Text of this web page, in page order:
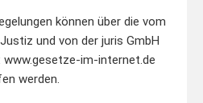
können über die vom
und von der juris GmbH
www.gesetze-im-internet.de
werden.